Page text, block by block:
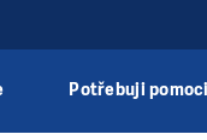
Potřebuji pomoci